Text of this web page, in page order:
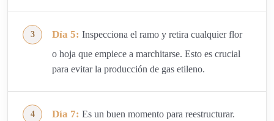
Día 5: Inspecciona el ramo y retira cualquier flor
o hoja que empiece a marchitarse. Esto es crucial
para evitar la producción de gas etileno.
Día 7: Es un buen momento para reestructurar.